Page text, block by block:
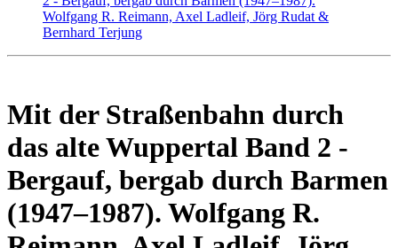
Mit der Straßenbahn durch
das alte Wuppertal Band 2 -
Bergauf, bergab durch Barmen
(1947–1987). Wolfgang R.